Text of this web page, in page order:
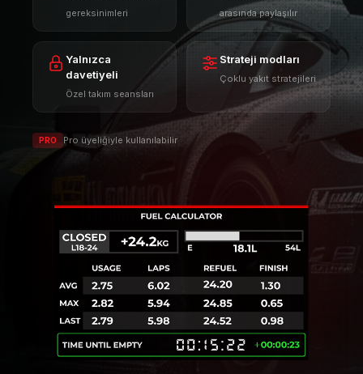
gereksinimleri
arasında paylaşılır
Yalnızca
davetiyeli
Özel takım seansları
Strateji modları
Çoklu yakıt stratejileri
PRO Pro üyeliğiyle kullanılabilir